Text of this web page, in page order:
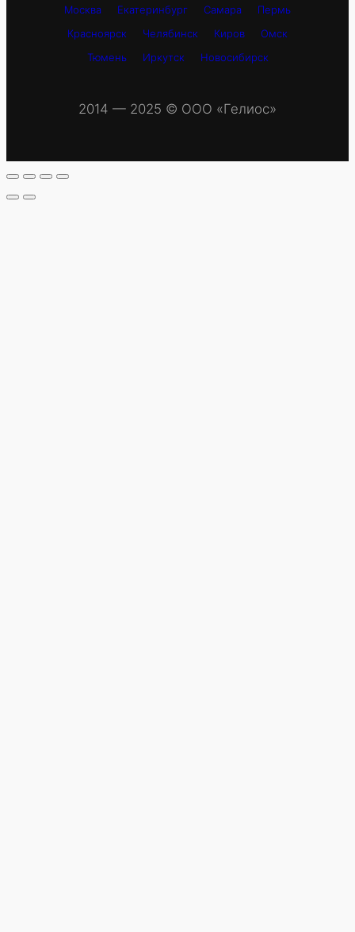
Москва Екатеринбург Самара
Пермь
Красноярск
Челябинск Киров
Омск
Тюмень
Иркутск Новосибирск
2014 — 2025 © OOO «Гелиос»